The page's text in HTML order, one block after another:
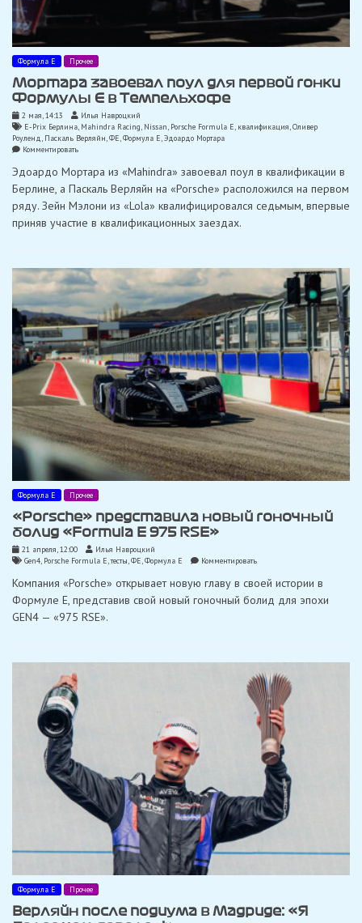
Формула Е Прочее
Мортара завоевал поул для первой гонки
Формулы Е в Темпельхофе
2 мая, 14:13
Илья Навроцкий
E-Prix Берлина, Mahindra Racing, Nissan, Porsche Formula E, квалификация,Оливер
Роуленд, Паскаль Верляйн,ФЕ,Формула Е,Эдоардо Мортара
Комментироватьon
завоевал
для
первой
Формулы
Эдоардо Мортара из «Mahindra» завоевал поул в квалификации в
Берлине, а Паскаль Верляйн на «Porsche» расположился на первом
ряду. Зейн Мэлони из «Lola» квалифицировался седьмым, впервые
приняв участие в квалификационных заездах.
Формула Е Прочее
«Porsche» представила новый гоночный
болид «Formula E 975 RSE»
21 апреля, 12:00
Илья Навроцкий
Gen4, Porsche Formula E,тесты,ФЕ,Формула Е Комментироватьon
представила
гоночный
RSE»
Компания «Porsche» открывает новую главу в своей истории в
Формуле E, представив свой новый гоночный болид для эпохи
GEN4 — «975 RSE».
Формула Е Прочее
Верляйн после подиума в Мадриде: «Я